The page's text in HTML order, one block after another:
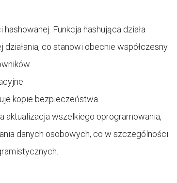
Funkcja hashująca działa
co stanowi obecnie współczesny
kopie bezpieczeństwa.
aktualizacja wszelkiego oprogramowania,
danych osobowych, co w szczególności